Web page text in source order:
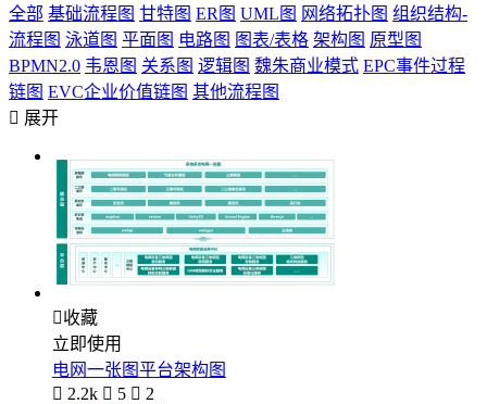
全部 基础流程图 甘特图 ER图 UML图 网络拓扑图 组织结构-
流程图 泳道图 平面图 电路图 图表/表格 架构图 原型图
BPMN2.0 韦恩图 关系图 逻辑图 魏朱商业模式 EPC事件过程
链图 EVC企业价值链图 其他流程图
 展开
收藏
立即使用
电网一张图平台架构图
 2.2k  5  2